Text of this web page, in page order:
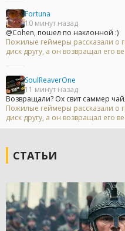
Fortuna
10 минут назад
@Cohen, пошел по наклонной :)
Пожилые геймеры рассказали о
диск другу, а он возвращал его
SoulReaverOne
11 минут назад
Возвращали? Ох свит саммер
Пожилые геймеры рассказали о
диск другу, а он возвращал его
СТАТЬИ